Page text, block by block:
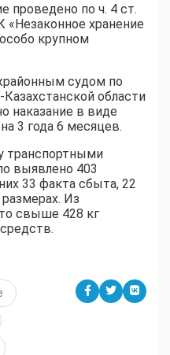
проведено по ч. 4 ст.
«Незаконное хранение
крупном
судом по
области
наказание в виде
3 года 6 месяцев.
транспортными
выявлено 403
33 факта сбыта, 22
Из
свыше 428 кг